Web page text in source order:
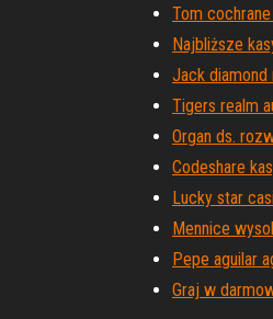
Tom
Najbliższe
Jack
Tigers realm
Organ ds.
Codeshare
Lucky star
Mennice
Pepe aguilar
Graj w